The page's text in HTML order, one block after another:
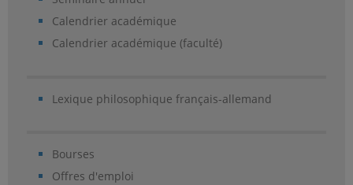
Calendrier académique
Calendrier académique (faculté)
Lexique philosophique français-allemand
Bourses
Offres d'emploi